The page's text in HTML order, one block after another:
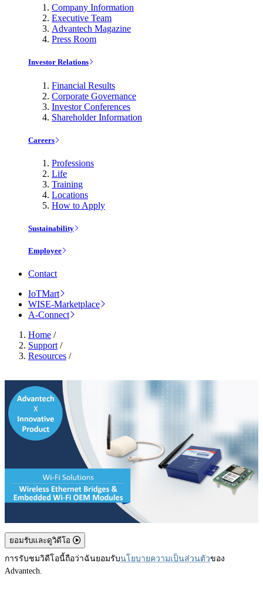
Company Information
Executive Team
Advantech Magazine
Press Room
Investor Relations
Financial Results
Corporate Governance
Investor Conferences
Shareholder Information
Careers
Professions
Life
Training
Locations
How to Apply
Sustainability
Employee
Contact
IoTMart
WISE-Marketplace
A-Connect
Home /
Support /
Resources /
ยอมรับและดูวิดีโอ
การรับชมวิดีโอนี้ถือว่าฉันยอมรับนโยบายความเป็นส่วนตัวของ
Advantech.